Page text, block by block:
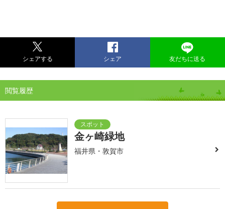
シェアする シェア 友だちに送る
閲覧履歴
金ヶ崎緑地
福井県・敦賀市